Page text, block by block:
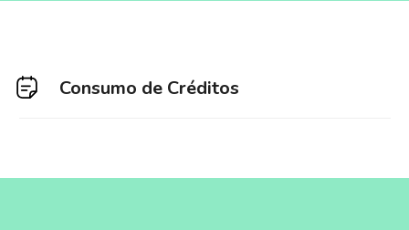
Consumo de Créditos